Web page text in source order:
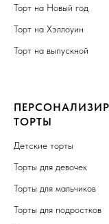
Торт на Новый год
Торт на Хэллоуин
Торт на выпускной
ТОРТЫ
Детские торты
Торты для девочек
Торты для мальчиков
Торты для подростков